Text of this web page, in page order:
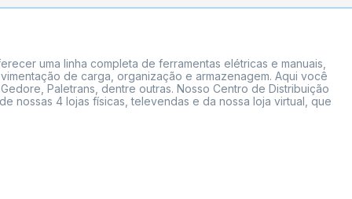
uma linha completa de ferramentas elétricas e manuais,
de carga, organização e armazenagem. Aqui você
Paletrans, dentre outras. Nosso Centro de Distribuição
nossas 4 lojas físicas, televendas e da nossa loja virtual, que